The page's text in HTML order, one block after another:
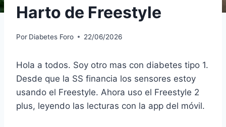
Harto de Freestyle
Por Diabetes Foro 22/06/2026
Hola a todos. Soy otro mas con diabetes tipo 1.
Desde que la SS financia los sensores estoy
usando el Freestyle. Ahora uso el Freestyle 2
plus, leyendo las lecturas con la app del móvil.